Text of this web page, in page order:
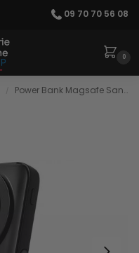
09 70 70 56 08
0
Power Bank Magsafe Sans Fil